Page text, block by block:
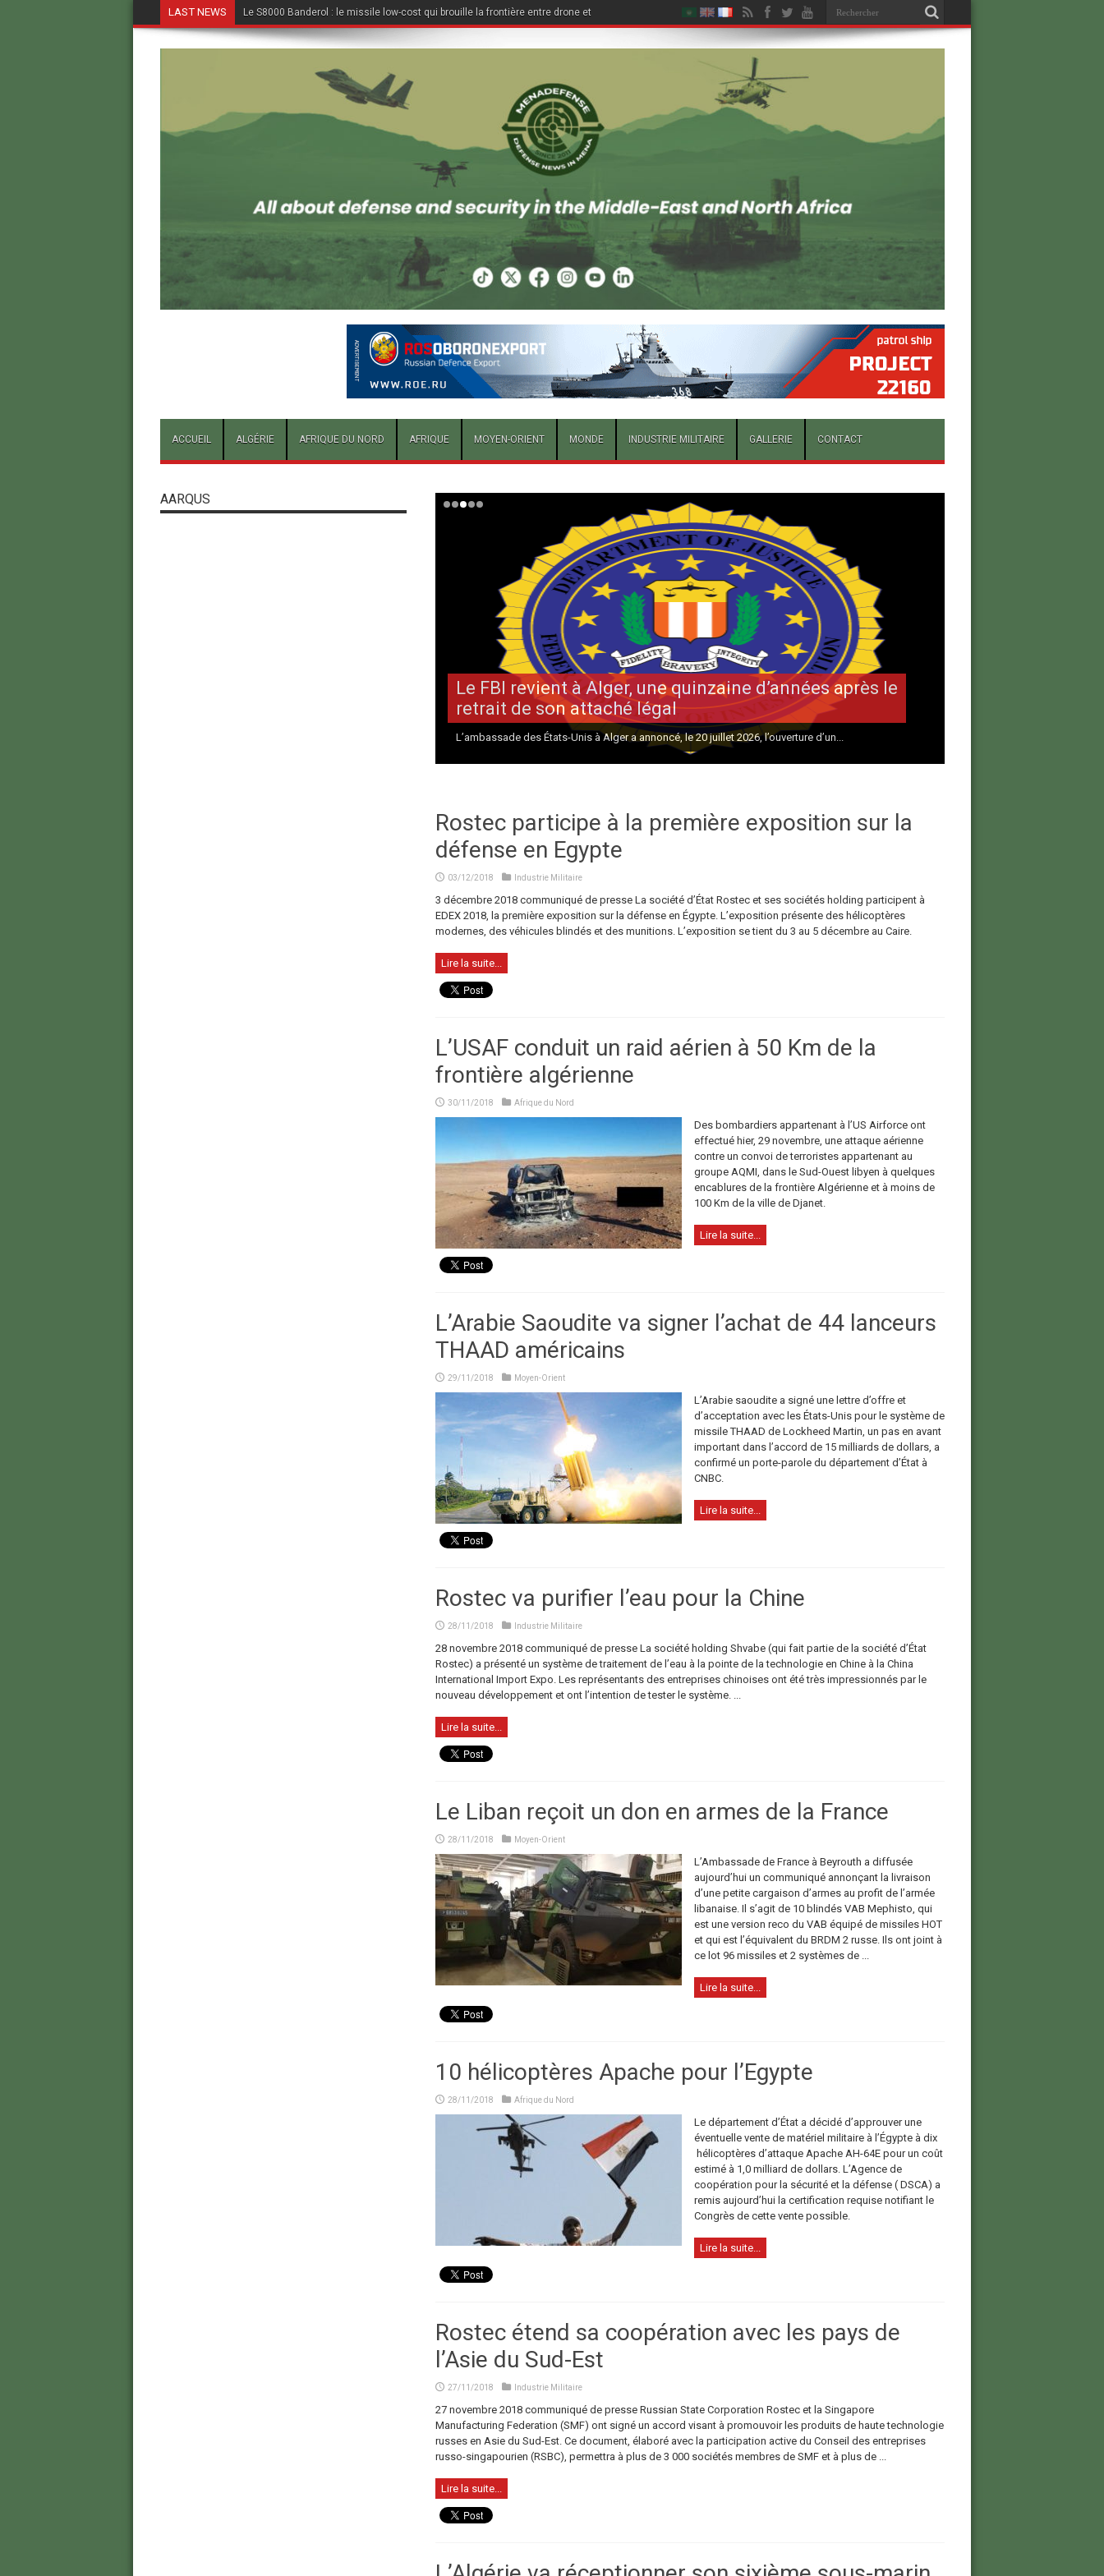
LAST NEWS Le S8000 Banderol : le missile low-cost qui brouille la frontière entre drone et missile de croisière
ACCUEIL ALGÉRIE AFRIQUE DU NORD AFRIQUE MOYEN-ORIENT MONDE INDUSTRIE MILITAIRE GALLERIE CONTACT
Le FBI revient à Alger, une quinzaine d’années après le
retrait de son attaché légal
L’ambassade des États-Unis à Alger a annoncé, le 20 juillet 2026, l’ouverture d’un...
Rostec participe à la première exposition sur la
défense en Egypte
03/12/2018 Industrie Militaire
3 décembre 2018 communiqué de presse La société d’État Rostec et ses sociétés holding participent à
EDEX 2018, la première exposition sur la défense en Égypte. L’exposition présente des hélicoptères
modernes, des véhicules blindés et des munitions. L’exposition se tient du 3 au 5 décembre au Caire.
Lire la suite...
L’USAF conduit un raid aérien à 50 Km de la
frontière algérienne
30/11/2018 Afrique du Nord
Des bombardiers appartenant à l’US Airforce ont
effectué hier, 29 novembre, une attaque aérienne
contre un convoi de terroristes appartenant au
groupe AQMI, dans le Sud-Ouest libyen à quelques
encablures de la frontière Algérienne et à moins de
100 Km de la ville de Djanet.
Lire la suite...
L’Arabie Saoudite va signer l’achat de 44 lanceurs
THAAD américains
29/11/2018 Moyen-Orient
L’Arabie saoudite a signé une lettre d’offre et
d’acceptation avec les États-Unis pour le système de
missile THAAD de Lockheed Martin, un pas en avant
important dans l’accord de 15 milliards de dollars, a
confirmé un porte-parole du département d’État à
CNBC.
Lire la suite...
Rostec va purifier l’eau pour la Chine
28/11/2018 Industrie Militaire
28 novembre 2018 communiqué de presse La société holding Shvabe (qui fait partie de la société d’État
Rostec) a présenté un système de traitement de l’eau à la pointe de la technologie en Chine à la China
International Import Expo. Les représentants des entreprises chinoises ont été très impressionnés par le
nouveau développement et ont l’intention de tester le système. ...
Lire la suite...
Le Liban reçoit un don en armes de la France
28/11/2018 Moyen-Orient
L’Ambassade de France à Beyrouth a diffusée
aujourd’hui un communiqué annonçant la livraison
d’une petite cargaison d’armes au profit de l’armée
libanaise. Il s’agit de 10 blindés VAB Mephisto, qui
est une version reco du VAB équipé de missiles HOT
et qui est l’équivalent du BRDM 2 russe. Ils ont joint à
ce lot 96 missiles et 2 systèmes de ...
Lire la suite...
10 hélicoptères Apache pour l’Egypte
28/11/2018 Afrique du Nord
Le département d’État a décidé d’approuver une
éventuelle vente de matériel militaire à l’Égypte à dix
hélicoptères d’attaque Apache AH-64E pour un coût
estimé à 1,0 milliard de dollars. L’Agence de
coopération pour la sécurité et la défense ( DSCA) a
remis aujourd’hui la certification requise notifiant le
Congrès de cette vente possible.
Lire la suite...
Rostec étend sa coopération avec les pays de
l’Asie du Sud-Est
27/11/2018 Industrie Militaire
27 novembre 2018 communiqué de presse Russian State Corporation Rostec et la Singapore
Manufacturing Federation (SMF) ont signé un accord visant à promouvoir les produits de haute technologie
russes en Asie du Sud-Est. Ce document, élaboré avec la participation active du Conseil des entreprises
russo-singapourien (RSBC), permettra à plus de 3 000 sociétés membres de SMF et à plus de ...
Lire la suite...
AARQUS